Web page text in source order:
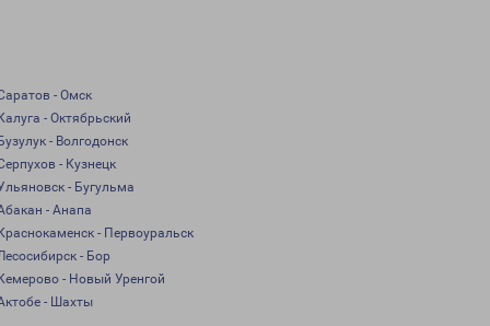
- Омск
- Октябрьский
- Волгодонск
- Кузнецк
- Бугульма
- Анапа
- Первоуральск
- Бор
- Новый Уренгой
- Шахты